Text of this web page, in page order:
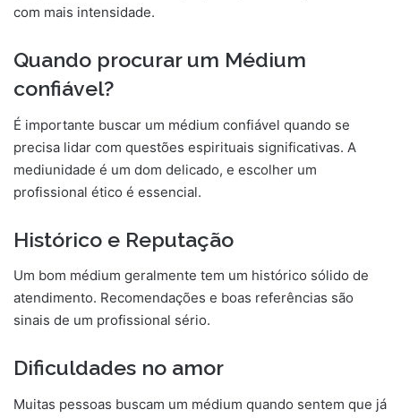
com mais intensidade.
Quando procurar um Médium
confiável?
É importante buscar um médium confiável quando se
precisa lidar com questões espirituais significativas. A
mediunidade é um dom delicado, e escolher um
profissional ético é essencial.
Histórico e Reputação
Um bom médium geralmente tem um histórico sólido de
atendimento. Recomendações e boas referências são
sinais de um profissional sério.
Dificuldades no amor
Muitas pessoas buscam um médium quando sentem que já